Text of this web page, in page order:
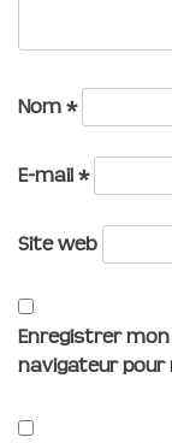
Nom *
E-mail *
Site web
Enregistrer
navigateur